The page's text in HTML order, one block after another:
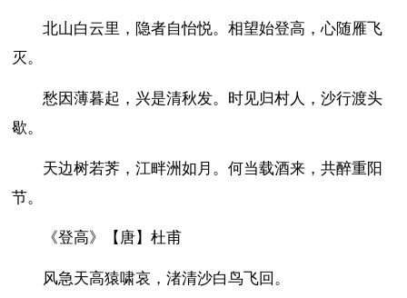
北山白云里，隐者自怡悦。相望始登高，心随雁飞
灭。
愁因薄暮起，兴是清秋发。时见归村人，沙行渡头
歇。
天边树若荠，江畔洲如月。何当载酒来，共醉重阳
节。
《登高》【唐】杜甫
风急天高猿啸哀，渚清沙白鸟飞回。